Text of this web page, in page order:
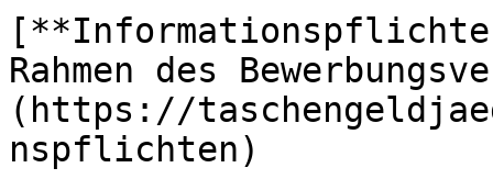
Rahmen des
(https://
nspflichten)